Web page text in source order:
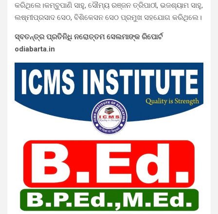
କରିଥିଲେ।କମ୍ବୁପାଣି ସାହୁ, ସୌମ୍ୟ ରଞ୍ଜନ ତ୍ରିପାଠୀ, ଭଜଶ୍ୟାମ ସାହୁ,
ଲଷ୍ମୀପ୍ରସାଦ ସେଠ, ବିଶିକେସନ ସେଠ ପ୍ରମୁଖ ସହଯୋଗ କରିଥିଲେ।
ସ୍ବତନ୍ତ୍ର ପ୍ରତିନିଧି ନରୋତ୍ତମ ସେଲମାଙ୍କ ରିପୋର୍ଟ
odiabarta.in